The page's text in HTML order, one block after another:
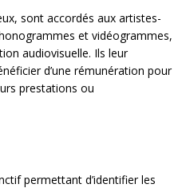
sont accordés aux artistes-
et vidéogrammes,
audiovisuelle. Ils leur
d’une rémunération pour
prestations ou
permettant d’identifier les